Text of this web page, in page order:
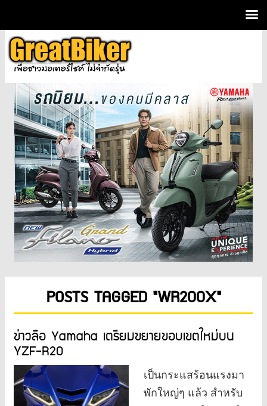
POSTS TAGGED "WR200X"
ข่าวลือ Yamaha เตรียมขยายขอบเขตใหม่บน
YZF-R20
เป็นกระแสร้อนแรงมา
พักใหญ่ๆ แล้ว สำหรับ